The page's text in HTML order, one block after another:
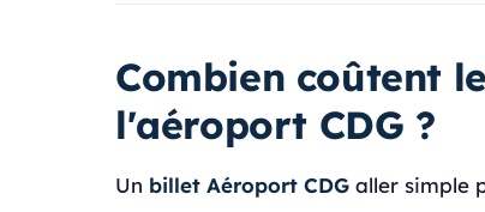
Combien coûtent
l'aéroport CDG ?
Un billet Aéroport CDG aller simple